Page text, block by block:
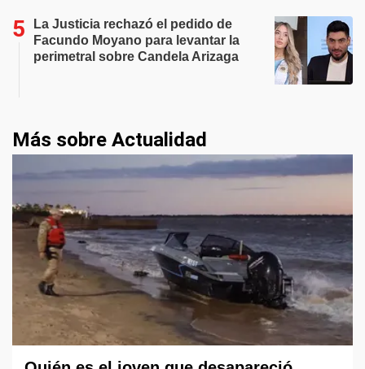
La Justicia rechazó el pedido de
Facundo Moyano para levantar la
perimetral sobre Candela Arizaga
Más sobre Actualidad